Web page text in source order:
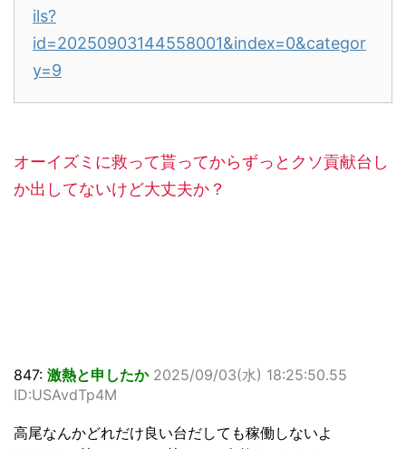
ils?
id=20250903144558001&index=0&categor
y=9
オーイズミに救って貰ってからずっとクソ貢献台し
か出してないけど大丈夫か？
847: 激熱と申したか 2025/09/03(水) 18:25:50.55
ID:USAvdTp4M
高尾なんかどれだけ良い台だしても稼働しないよ